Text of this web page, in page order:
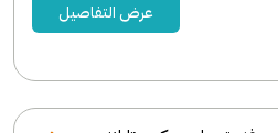
عرض التفاصيل